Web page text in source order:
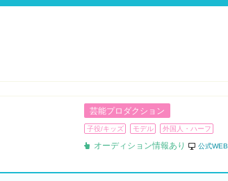
芸能プロダクション
子役/キッズ モデル 外国人・ハーフ
オーディション情報あり 公式WEB